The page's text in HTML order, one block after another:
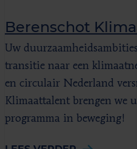
Berenschot
Uw
transitie naar een
en circulair Nederland
Klimaattalent brengen we
programma in beweging!